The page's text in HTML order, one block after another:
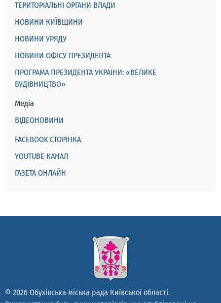
ТЕРИТОРІАЛЬНІ ОРГАНИ ВЛАДИ
НОВИНИ КИЇВЩИНИ
НОВИНИ УРЯДУ
НОВИНИ ОФІСУ ПРЕЗИДЕНТА
ПРОГРАМА ПРЕЗИДЕНТА УКРАЇНИ: «ВЕЛИКЕ
БУДІВНИЦТВО»
Медіа
ВІДЕОНОВИНИ
FACEBOOK СТОРІНКА
YOUTUBE КАНАЛ
ГАЗЕТА ОНЛАЙН
© 2026 Обухівська міська рада Київської області.